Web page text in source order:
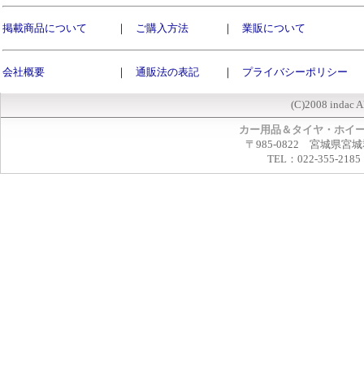
掲載商品について ｜ ご購入方法 ｜ 業販について
会社概要 ｜ 通販法の表記 ｜ プライバシーポリシー
(C)2008 indac
カー用品＆タイヤ・ホイ
〒985-0822 宮城県宮城
TEL：022-355-